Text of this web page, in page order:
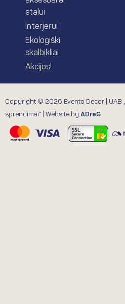
stalui
Interjerui
Ekologiški
skalbikliai
Akcijos!
Copyright © 2026 Evento Decor | UAB
sprendimai“ | Website by ADreG